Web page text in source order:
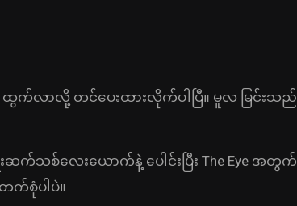
ထွက်လာလို့ တင်ပေးထားလိုက်ပါပြီ။ မူလ မြင်းသည်
ဆက်သစ်လေးယောက်နဲ့ ပေါင်းပြီး The Eye အတွက်
က်စုံပါပဲ။